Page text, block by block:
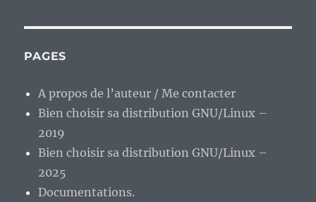
Linux
14.2rc1
PAGES
A propos de l’auteur / Me contacter
Bien choisir sa distribution GNU/Linux –
2019
Bien choisir sa distribution GNU/Linux –
2025
Documentations.